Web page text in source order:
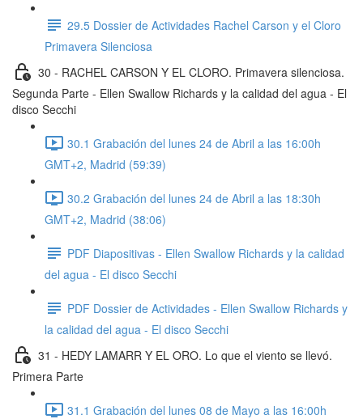
29.5 Dossier de Actividades Rachel Carson y el Cloro
Primavera Silenciosa
30 - RACHEL CARSON Y EL CLORO. Primavera silenciosa.
Segunda Parte - Ellen Swallow Richards y la calidad del agua - El
disco Secchi
30.1 Grabación del lunes 24 de Abril a las 16:00h
GMT+2, Madrid (59:39)
30.2 Grabación del lunes 24 de Abril a las 18:30h
GMT+2, Madrid (38:06)
PDF Diapositivas - Ellen Swallow Richards y la calidad
del agua - El disco Secchi
PDF Dossier de Actividades - Ellen Swallow Richards y
la calidad del agua - El disco Secchi
31 - HEDY LAMARR Y EL ORO. Lo que el viento se llevó.
Primera Parte
31.1 Grabación del lunes 08 de Mayo a las 16:00h